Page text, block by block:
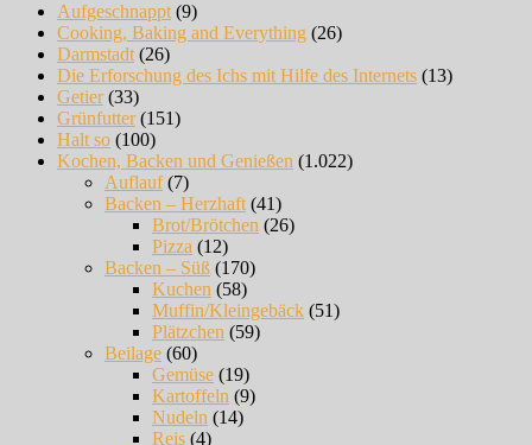
Aufgeschnappt(9)
Cooking, Baking and Everything (26)
Darmstadt(26)
Die Erforschung des Ichs mit Hilfe des Internets (13)
Getier(33)
Grünfutter(151)
Halt so (100)
Kochen, Backen und Genießen (1.022)
Auflauf(7)
Backen – Herzhaft(41)
Brot/Brötchen (26)
Pizza (12)
Backen – Süß (170)
Kuchen (58)
Muffin/Kleingebäck (51)
Plätzchen (59)
Beilage (60)
Gemüse (19)
Kartoffeln (9)
Nudeln (14)
Reis (4)